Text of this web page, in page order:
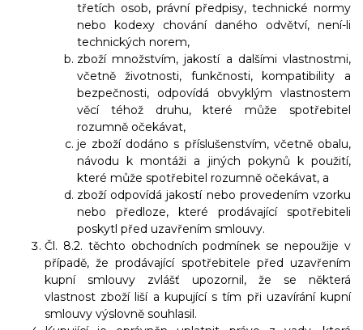
třetích osob, právní předpisy, technické normy
nebo kodexy chování daného odvětví, není-li
technických norem,
zboží množstvím, jakostí a dalšími vlastnostmi,
včetně životnosti, funkčnosti, kompatibility a
bezpečnosti, odpovídá obvyklým vlastnostem
věcí téhož druhu, které může spotřebitel
rozumně očekávat,
je zboží dodáno s příslušenstvím, včetně obalu,
návodu k montáži a jiných pokynů k použití,
které může spotřebitel rozumně očekávat, a
zboží odpovídá jakostí nebo provedením vzorku
nebo předloze, které prodávající spotřebiteli
poskytl před uzavřením smlouvy.
Čl. 8.2. těchto obchodních podmínek se nepoužije v
případě, že prodávající spotřebitele před uzavřením
kupní smlouvy zvlášť upozornil, že se některá
vlastnost zboží liší a kupující s tím při uzavírání kupní
smlouvy výslovně souhlasil.